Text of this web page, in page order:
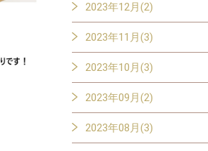
2023年12月(2)
2023年11月(3)
2023年10月(3)
2023年09月(2)
2023年08月(3)